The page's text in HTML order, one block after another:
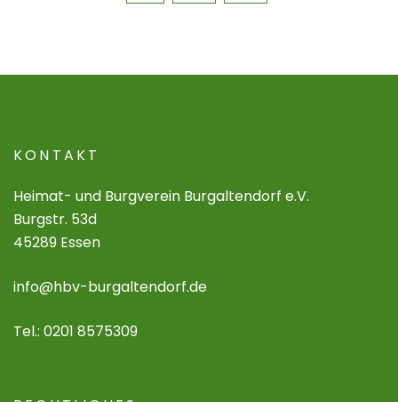
KONTAKT
Heimat- und Burgverein Burgaltendorf e.V.
Burgstr. 53d
45289 Essen
info@hbv-burgaltendorf.de
Tel.: 0201 8575309